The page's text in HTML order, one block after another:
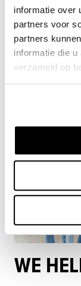
informatie over
partners voor
partners
informatie die
verzameld op
WE